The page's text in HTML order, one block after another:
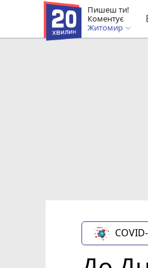
Пишеш ти!
Коментує
Житомир